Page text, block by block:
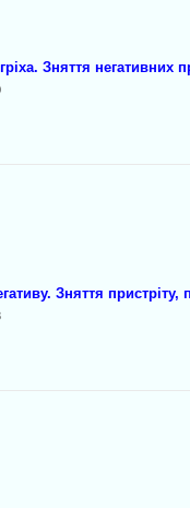
Зняття негативних
Зняття